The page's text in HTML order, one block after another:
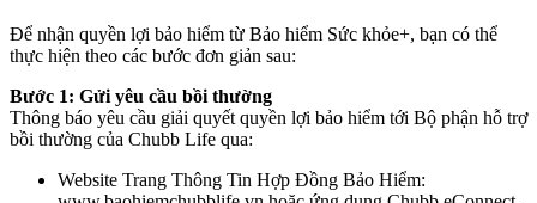
Để nhận quyền lợi bảo hiểm từ Bảo hiểm Sức khỏe+, bạn có thể
thực hiện theo các bước đơn giản sau:
Bước 1: Gửi yêu cầu bồi thường
Thông báo yêu cầu giải quyết quyền lợi bảo hiểm tới Bộ phận hỗ trợ
bồi thường của Chubb Life qua:
Website Trang Thông Tin Hợp Đồng Bảo Hiểm: